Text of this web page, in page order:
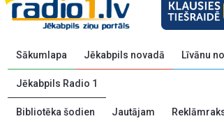
Sākumlapa Jēkabpils novadā Līvānu
Jēkabpils Radio 1
Bibliotēka šodien Jautājam